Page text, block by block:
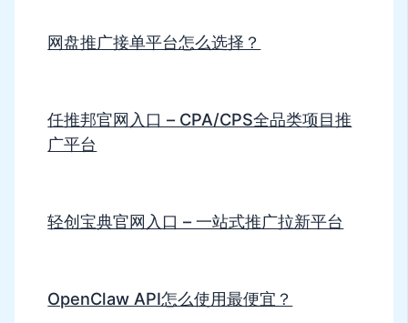
网盘推广接单平台怎么选择？
任推邦官网入口 – CPA/CPS全品类项目推
广平台
轻创宝典官网入口 – 一站式推广拉新平台
OpenClaw API怎么使用最便宜？